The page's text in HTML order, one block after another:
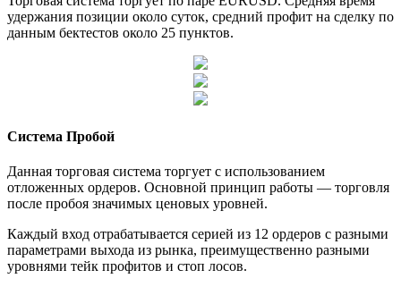
удержания позиции около суток, средний профит на сделку по
данным бектестов около 25 пунктов.
Система Пробой
Данная торговая система торгует с использованием
отложенных ордеров. Основной принцип работы — торговля
после пробоя значимых ценовых уровней.
Каждый вход отрабатывается серией из 12 ордеров с разными
параметрами выхода из рынка, преимущественно разными
уровнями тейк профитов и стоп лосов.